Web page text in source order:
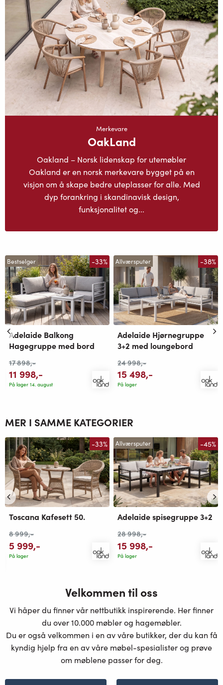
Merkevare
OakLand
Oakland – Norsk lidenskap for utemøbler
Oakland er en norsk merkevare bygget på en
visjon om å skape bedre uteplasser for alle. Med
dyp forankring i skandinavisk design,
funksjonalitet og...
Bestselger -33%
Adelaide Balkong
Hagegruppe med bord
17 898,-
11 998,-
På lager 14. august
Allværsputer -38%
Adelaide Hjørnegruppe
3+2 med loungebord
24 998,-
15 498,-
På lager
MER I SAMME KATEGORIER
-33%
Toscana Kafesett 50.
8 999,-
5 999,-
På lager
Allværsputer -45%
Adelaide spisegruppe 3+2
28 998,-
15 998,-
På lager
Velkommen til oss
Vi håper du finner vår nettbutikk inspirerende. Her finner
du over 10.000 møbler og hagemøbler.
Du er også velkommen i en av våre butikker, der du kan få
kyndig hjelp fra en av våre møbel-spesialister og prøve
om møblene passer for deg.